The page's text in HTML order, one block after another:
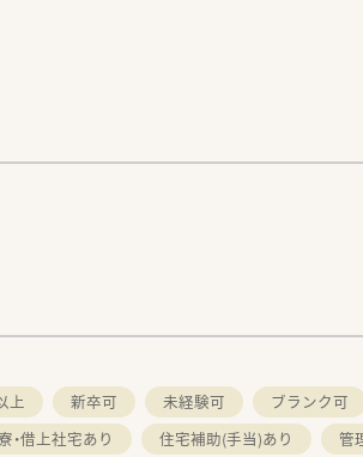
上 新卒可 未経験可 ブランク可
・借上社宅あり 住宅補助(手当)あり
管